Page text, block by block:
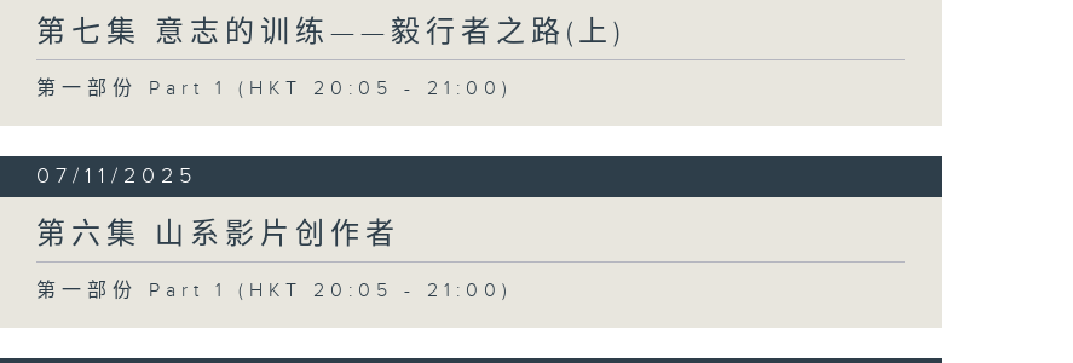
第七集 意志的训练——毅行者之路(上)
第一部份 Part 1 (HKT 20:05 - 21:00)
07/11/2025
第六集 山系影片创作者
第一部份 Part 1 (HKT 20:05 - 21:00)